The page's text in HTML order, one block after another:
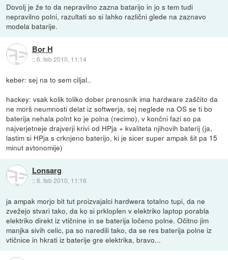
Dovolj je že to da nepravilno zazna batarijo in jo s tem tudi
nepravilno polni, razultati so si lahko različni glede na zaznavo
modela batarije.
Bor H
::6. feb 2010, 11:14
keber: sej na to sem ciljal..
hackey: vsak kolik toliko dober prenosnik ima hardware zaščito da
ne morš neumnosti delat iz softwerja, sej neglede na OS se ti bo
baterija nehala polnt ko je polna (recimo), v končni fazi so pa
najverjetneje drajverji krivi od HPja + kvaliteta njihovih baterij (ja,
lastim si HPja s crknjeno baterijo, ki je sicer super ampak šit pa 15
minut avtonomije)
Lonsarg
::6. feb 2010, 11:16
ja ampak morjo bit tut proizvajalci hardwera totalno tupi, da ne
zvežejo stvari tako, da ko si prkloplen v elektriko laptop porabla
elektriko direkt iz vtičnine in se baterija ločeno polne. Očitno jim
manjka sivih celic, pa so naredili tako, da se res baterija polne iz
vtičnice in hkrati iz baterije gre elektrika, bravo...